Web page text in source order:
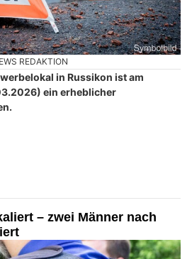
REDAKTION
in Russikon ist am
ein erheblicher
– zwei Männer nach